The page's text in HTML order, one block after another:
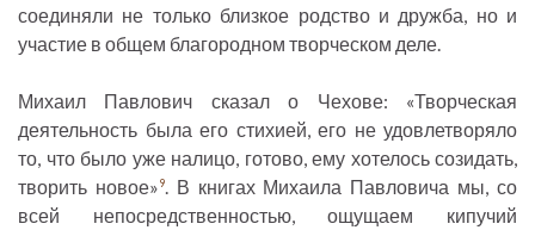
соединяли не только близкое родство и дружба, но и
участие в общем благородном творческом деле.
Михаил Павлович сказал о Чехове: «Творческая
деятельность была его стихией, его не удовлетворяло
то, что было уже налицо, готово, ему хотелось созидать,
творить новое»9. В книгах Михаила Павловича мы, со
всей непосредственностью, ощущаем кипучий